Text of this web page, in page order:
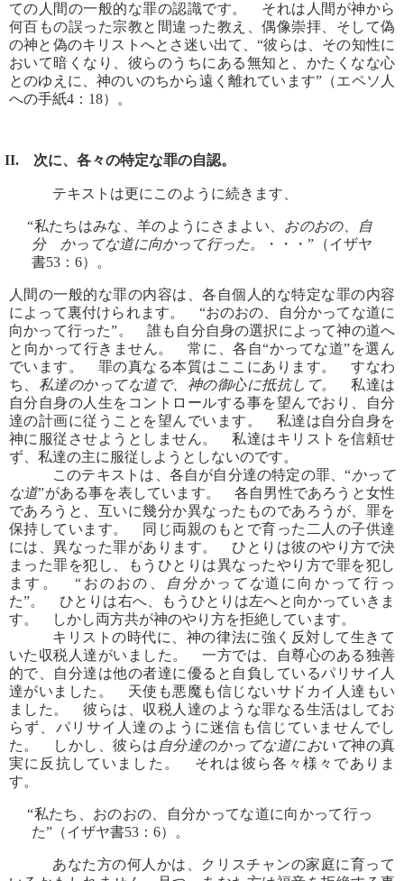
ての人間の一般的な罪の認識です。 それは人間が神から
何百もの誤った宗教と間違った教え、偶像崇拝、そして偽
の神と偽のキリストへとさ迷い出て、“彼らは、その知性に
おいて暗くなり、彼らのうちにある無知と、かたくなな心
とのゆえに、神のいのちから遠く離れています”（エペソ人
への手紙4：18）。
II. 次に、各々の特定な罪の自認。
テキストは更にこのように続きます、
“私たちはみな、羊のようにさまよい、 おのおの、自
分 かってな道に向かって行った。
・・・”（イザヤ
書53：6）。
人間の一般的な罪の内容は、各自個人的な特定な罪の内容
によって裏付けられます。 “おのおの、自分かってな道に
向かって行った”。 誰も自分自身の選択によって神の道へ
と向かって行きません。 常に、各自“かってな道”を選ん
でいます。 罪の真なる本質はここにあります。 すなわ
ち、 私達のかってな道で、神の御心に抵抗して。
私達は
自分自身の人生をコントロールする事を望んでおり、自分
達の計画に従うことを望んでいます。 私達は自分自身を
神に服従させようとしません。 私達はキリストを信頼せ
ず、私達の主に服従しようとしないのです。
このテキストは、各自が自分達の特定の罪、“かって
な道”がある事を表しています。 各自男性であろうと女性
であろうと、互いに幾分か異なったものであろうが、罪を
保持しています。 同じ両親のもとで育った二人の子供達
には、異なった罪があります。 ひとりは彼のやり方で決
まった罪を犯し、もうひとりは異なったやり方で罪を犯し
ます。 “おのおの、
自分かってな道に向かって行っ
た”。 ひとりは右へ、もうひとりは左へと向かっていきま
す。 しかし両方共が神のやり方を拒絶しています。
キリストの時代に、神の律法に強く反対して生きて
いた収税人達がいました。 一方では、自尊心のある独善
的で、自分達は他の者達に優ると自負しているパリサイ人
達がいました。 天使も悪魔も信じないサドカイ人達もい
ました。 彼らは、収税人達のような罪なる生活はしてお
らず、パリサイ人達のように迷信も信じていませんでし
た。 しかし、彼らは 自分達のかってな道において神の真
実に反抗していました。 それは彼ら各々様々でありま
す。
“私たち、おのおの、自分かってな道に向かって行っ
た”（イザヤ書53：6）。
あなた方の何人かは、クリスチャンの家庭に育って